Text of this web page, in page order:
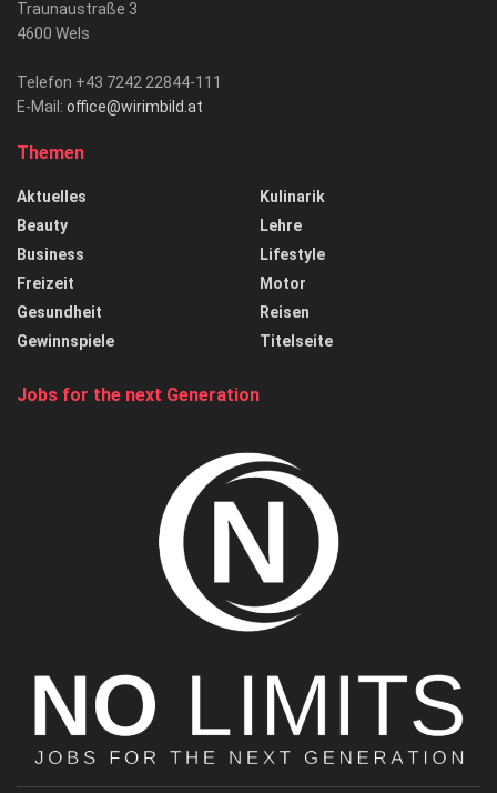
Traunaustraße 3
4600 Wels
Telefon +43 7242 22844-111
E-Mail: office@wirimbild.at
Themen
Aktuelles
Beauty
Business
Freizeit
Gesundheit
Gewinnspiele
Kulinarik
Lehre
Lifestyle
Motor
Reisen
Titelseite
Jobs for the next Generation